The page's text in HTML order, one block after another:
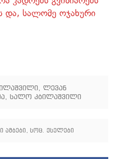
და, სალომე ოჯახური
ლევან
სალო კბილაშვილი
ამბები , სოც. ქსელები